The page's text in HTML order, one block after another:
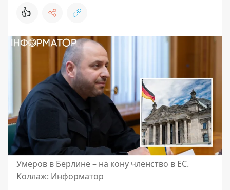
👍
Умеров в Берлине – на кону членство в ЕС.
Коллаж: Информатор